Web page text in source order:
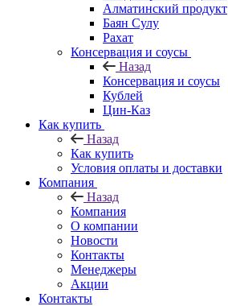
Алматинский продукт
Баян Сулу
Рахат
Консервация и соусы
Назад
Консервация и соусы
Кублей
Цин-Каз
Как купить
Назад
Как купить
Условия оплаты и доставки
Компания
Назад
Компания
О компании
Новости
Контакты
Менеджеры
Акции
Контакты